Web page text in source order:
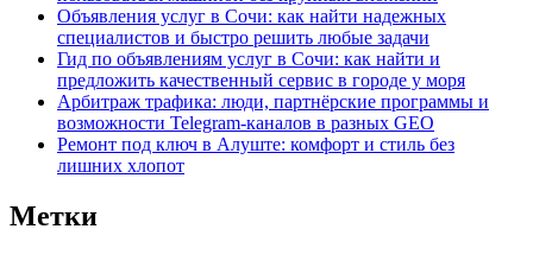
Объявления услуг в Сочи: как найти надежных
специалистов и быстро решить любые задачи
Гид по объявлениям услуг в Сочи: как найти и
предложить качественный сервис в городе у моря
Арбитраж трафика: люди, партнёрские программы и
возможности Telegram-каналов в разных GEO
Ремонт под ключ в Алуште: комфорт и стиль без
лишних хлопот
Метки